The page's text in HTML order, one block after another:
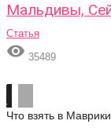
Мальдивы,
Статья
 35489
Что взять в